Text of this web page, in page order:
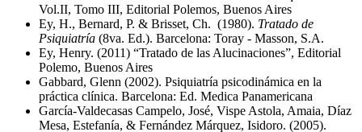
Vol.II, Tomo III, Editorial Polemos, Buenos Aires
Ey, H., Bernard, P. & Brisset, Ch. (1980). Tratado de
Psiquiatría (8va. Ed.). Barcelona: Toray - Masson, S.A.
Ey, Henry. (2011) “Tratado de las Alucinaciones”, Editorial
Polemo, Buenos Aires
Gabbard, Glenn (2002). Psiquiatría psicodinámica en la
práctica clínica. Barcelona: Ed. Medica Panamericana
García-Valdecasas Campelo, José, Vispe Astola, Amaia, Díaz
Mesa, Estefanía, & Fernández Márquez, Isidoro. (2005).